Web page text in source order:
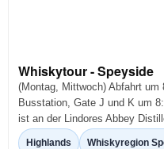
Whiskytour - Speyside
(Montag, Mittwoch) Abfahrt um
Busstation, Gate J und K um
ist an der Lindores Abbey
Highlands Whiskyregion